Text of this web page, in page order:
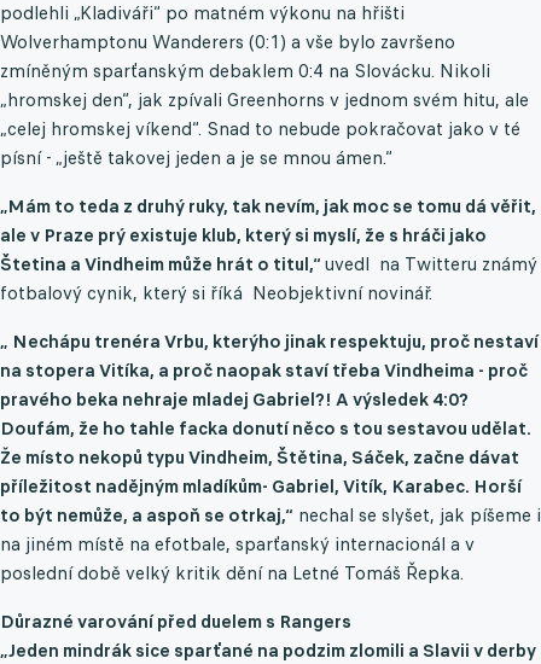
podlehli „Kladiváři“ po matném výkonu na hřišti
Wolverhamptonu Wanderers (0:1) a vše bylo završeno
zmíněným sparťanským debaklem 0:4 na Slovácku. Nikoli
„hromskej den“, jak zpívali Greenhorns v jednom svém hitu, ale
„celej hromskej víkend“. Snad to nebude pokračovat jako v té
písní - „ještě takovej jeden a je se mnou ámen.“
„Mám to teda z druhý ruky, tak nevím, jak moc se tomu dá věřit,
ale v Praze prý existuje klub, který si myslí, že s hráči jako
Štetina a Vindheim může hrát o titul,“ uvedl na Twitteru známý
fotbalový cynik, který si říká Neobjektivní novinář.
„ Nechápu trenéra Vrbu, kterýho jinak respektuju, proč nestaví
na stopera Vitíka, a proč naopak staví třeba Vindheima - proč
pravého beka nehraje mladej Gabriel?! A výsledek 4:0?
Doufám, že ho tahle facka donutí něco s tou sestavou udělat.
Že místo nekopů typu Vindheim, Štětina, Sáček, začne dávat
příležitost nadějným mladíkům- Gabriel, Vitík, Karabec. Horší
to být nemůže, a aspoň se otrkaj,“ nechal se slyšet, jak píšeme i
na jiném místě na efotbale, sparťanský internacionál a v
poslední době velký kritik dění na Letné Tomáš Řepka.
Důrazné varování před duelem s Rangers
„Jeden mindrák sice sparťané na podzim zlomili a Slavii v derby